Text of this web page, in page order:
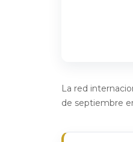
La red
de septiembre